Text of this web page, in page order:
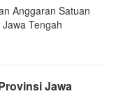
Anggaran Satuan
Tengah
Jawa